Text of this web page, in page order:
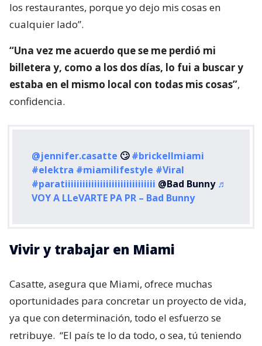
los restaurantes, porque yo dejo mis cosas en
cualquier lado”.
“Una vez me acuerdo que se me perdió mi
billetera y, como a los dos días, lo fui a buscar y
estaba en el mismo local con todas mis cosas”,
confidencia.
@jennifer.casatte 🙄#brickellmiami
#elektra #miamilifestyle #Viral
#paratiiiiiiiiiiiiiiiiiiiiiiiiiiiiiii @Bad Bunny ♬
VOY A LLeVARTE PA PR – Bad Bunny
Vivir y trabajar en Miami
Casatte, asegura que Miami, ofrece muchas
oportunidades para concretar un proyecto de vida,
ya que con determinación, todo el esfuerzo se
retribuye. “El país te lo da todo, o sea, tú teniendo